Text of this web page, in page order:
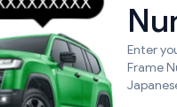
Enter
Frame